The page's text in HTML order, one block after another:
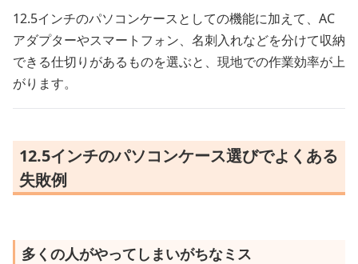
12.5インチのパソコンケースとしての機能に加えて、AC
アダプターやスマートフォン、名刺入れなどを分けて収納
できる仕切りがあるものを選ぶと、現地での作業効率が上
がります。
12.5インチのパソコンケース選びでよくある
失敗例
多くの人がやってしまいがちなミス